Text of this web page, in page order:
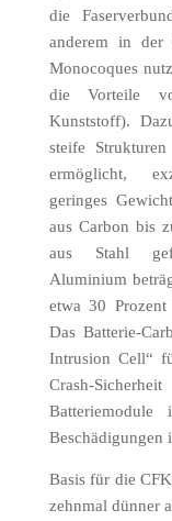
die
anderem in
Monocoques
die Vorteile
Kunststoff).
steife
ermöglicht,
geringes
aus Carbon bis
aus Stahl
Aluminium
etwa 30 Prozent
Das Batterie-
Intrusion Cell“
Crash-
Beschädigungen
Basis für die
zehnmal dünner